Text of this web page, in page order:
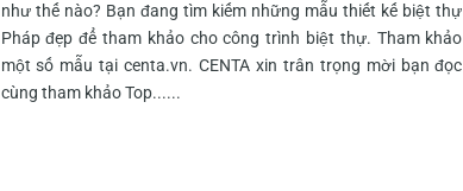
như thế nào? Bạn đang tìm kiếm những mẫu thiết kế biệt thự
Pháp đẹp để tham khảo cho công trình biệt thự. Tham khảo
một số mẫu tại centa.vn. CENTA xin trân trọng mời bạn đọc
cùng tham khảo Top......